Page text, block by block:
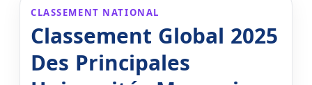
CLASSEMENT NATIONAL
Classement Global 2025
Des Principales